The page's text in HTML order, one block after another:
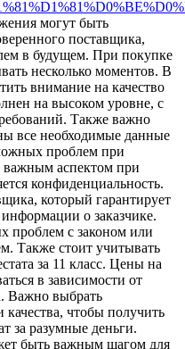
могут быть
поставщика,
в будущем. При покупке
несколько моментов. В
внимание на качество
на высоком уровне, с
Также важно
все необходимые данные
проблем при
важным аспектом при
конфиденциальность.
который гарантирует
о заказчике.
проблем с законом или
Также стоит учитывать
за 11 класс. Цены на
в зависимости от
Важно выбрать
чтобы получить
за разумные деньги.
быть важным шагом для